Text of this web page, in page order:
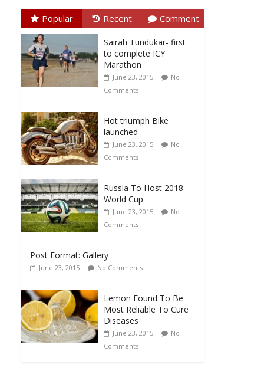
Popular Recent Comment
Sairah Tundukar- first
to complete ICY
Marathon
June 23, 2015
No
Comments
Hot triumph Bike
launched
June 23, 2015
No
Comments
Russia To Host 2018
World Cup
June 23, 2015
No
Comments
Post Format: Gallery
June 23, 2015 No Comments
Lemon Found To Be
Most Reliable To Cure
Diseases
June 23, 2015
No
Comments